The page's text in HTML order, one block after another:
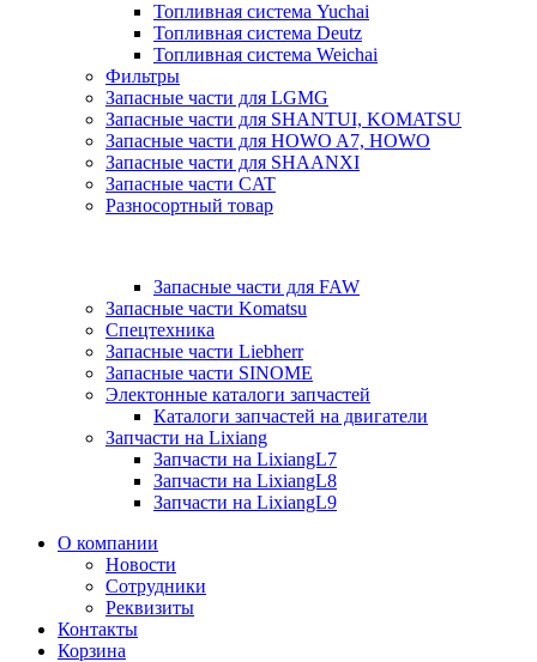
Топливная система Yuchai
Топливная система Deutz
Топливная система Weichai
Фильтры
Запасные части для LGMG
Запасные части для SHANTUI, KOMATSU
Запасные части для HOWO A7, HOWO
Запасные части для SHAANXI
Запасные части CAT
Разносортный товар
Запасные части для FAW
Запасные части Komatsu
Спецтехника
Запасные части Liebherr
Запасные части SINOME
Электонные каталоги запчастей
Каталоги запчастей на двигатели
Запчасти на Lixiang
Запчасти на LixiangL7
Запчасти на LixiangL8
Запчасти на LixiangL9
О компании
Новости
Сотрудники
Реквизиты
Контакты
Корзина